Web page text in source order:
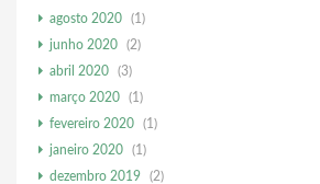
agosto 2020
(1)
junho 2020
(2)
abril 2020
(3)
março 2020
(1)
fevereiro 2020
(1)
janeiro 2020
(1)
dezembro 2019
(2)